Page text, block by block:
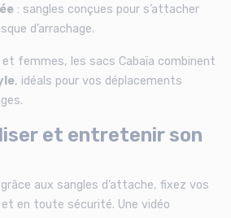
: sangles conçues pour s’attacher
d’arrachage.
femmes, les sacs Cabaïa combinent
, idéals pour vos déplacements
et entretenir son
grâce aux sangles d’attache, fixez vos
en toute sécurité. Une vidéo